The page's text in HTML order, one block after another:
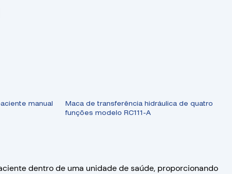
manual
Maca de transferência hidráulica de quatro
funções modelo RC111-A
dentro de uma unidade de saúde, proporcionando